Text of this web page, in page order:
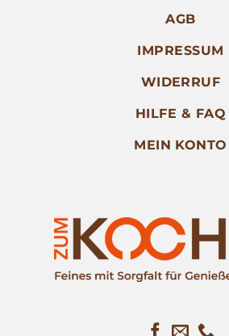
AGB
IMPRESSUM
WIDERRUF
HILFE & FAQ
MEIN KONTO